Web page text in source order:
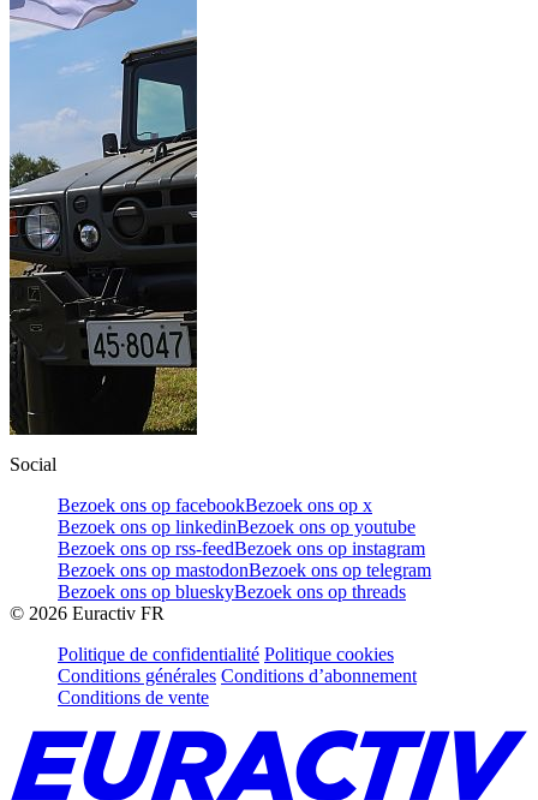
Social
Bezoek ons op facebookBezoek ons op x
Bezoek ons op linkedinBezoek ons op youtube
Bezoek ons op rss-feedBezoek ons op instagram
Bezoek ons op mastodonBezoek ons op telegram
Bezoek ons op blueskyBezoek ons op threads
© 2026 Euractiv FR
Politique de confidentialité Politique cookies
Conditions générales Conditions d’abonnement
Conditions de vente